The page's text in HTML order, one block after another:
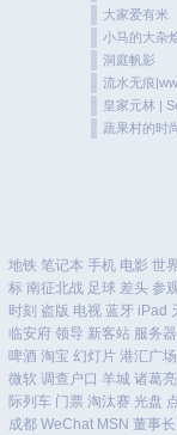
大家爱有米
小马的大杂
洞庭帆影
流水无痕
皇家元林 |
蔬果村的时
地铁 笔记本 手机 电影 世
标 南征北战 足球 差头 参
时刻 盗版 电视 蓝牙 iPad
临安府 领导 新客站 服务器
啤酒 淘宝 幻灯片 港汇广场
微软 调查户口 羊城 诸葛亮
际列车 门票 淘汰赛 光盘
成都 WeChat MSN 董事长